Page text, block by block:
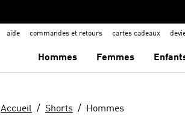
aide commandes et retours cartes cadeaux
Hommes Femmes
Accueil Shorts Hommes